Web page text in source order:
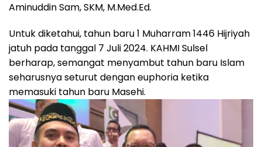
Aminuddin Sam, SKM, M.Med.Ed.
Untuk diketahui, tahun baru 1 Muharram 1446 Hijriyah
jatuh pada tanggal 7 Juli 2024. KAHMI Sulsel
berharap, semangat menyambut tahun baru Islam
seharusnya seturut dengan euphoria ketika
memasuki tahun baru Masehi.